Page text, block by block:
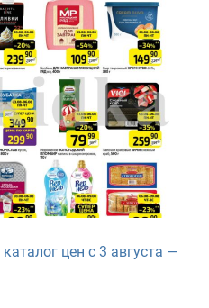
цен с 3 августа —